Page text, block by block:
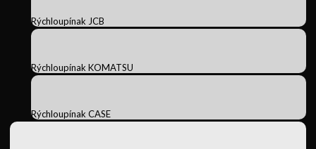
Rýchloupínak JCB
Rýchloupínak KOMATSU
Rýchloupínak CASE